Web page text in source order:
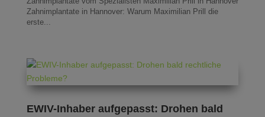
Zahnimplantate in Hannover: Warum Maximilian Prill die
erste...
EWIV-Inhaber aufgepasst: Drohen bald